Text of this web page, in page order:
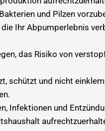
und Pilzen
die Ihr Abpumperlebnis
das Risiko von
schützt und nicht
Infektionen und